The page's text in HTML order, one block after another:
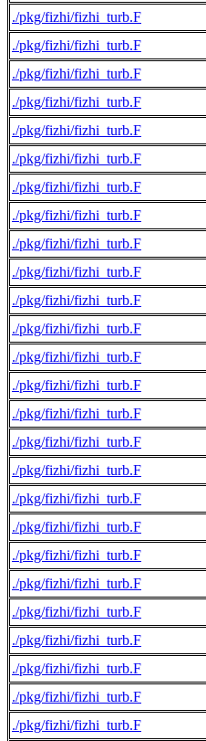
./pkg/fizhi/fizhi_turb.F
./pkg/fizhi/fizhi_turb.F
./pkg/fizhi/fizhi_turb.F
./pkg/fizhi/fizhi_turb.F
./pkg/fizhi/fizhi_turb.F
./pkg/fizhi/fizhi_turb.F
./pkg/fizhi/fizhi_turb.F
./pkg/fizhi/fizhi_turb.F
./pkg/fizhi/fizhi_turb.F
./pkg/fizhi/fizhi_turb.F
./pkg/fizhi/fizhi_turb.F
./pkg/fizhi/fizhi_turb.F
./pkg/fizhi/fizhi_turb.F
./pkg/fizhi/fizhi_turb.F
./pkg/fizhi/fizhi_turb.F
./pkg/fizhi/fizhi_turb.F
./pkg/fizhi/fizhi_turb.F
./pkg/fizhi/fizhi_turb.F
./pkg/fizhi/fizhi_turb.F
./pkg/fizhi/fizhi_turb.F
./pkg/fizhi/fizhi_turb.F
./pkg/fizhi/fizhi_turb.F
./pkg/fizhi/fizhi_turb.F
./pkg/fizhi/fizhi_turb.F
./pkg/fizhi/fizhi_turb.F
./pkg/fizhi/fizhi_turb.F